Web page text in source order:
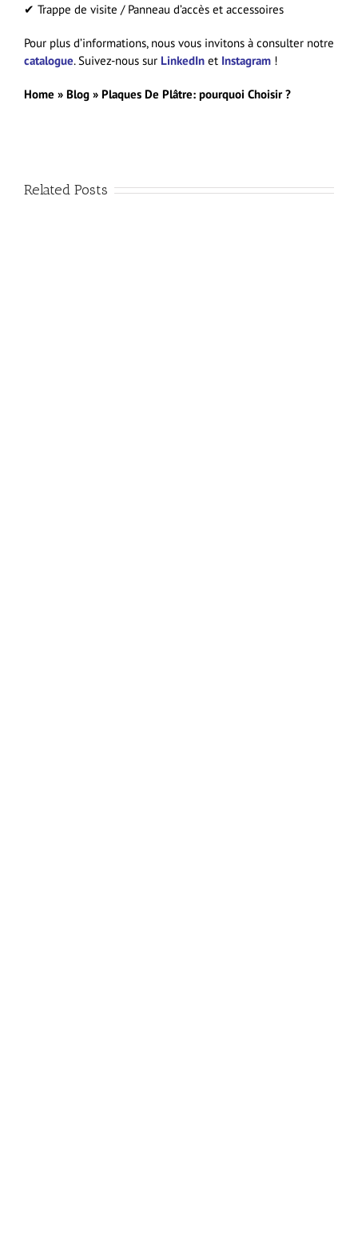
✔ Trappe de visite / Panneau d’accès et accessoires
Pour plus d’informations, nous vous invitons à consulter notre
catalogue. Suivez-nous sur LinkedIn et Instagram !
Home » Blog » Plaques De Plâtre: pourquoi Choisir ?
Related Posts